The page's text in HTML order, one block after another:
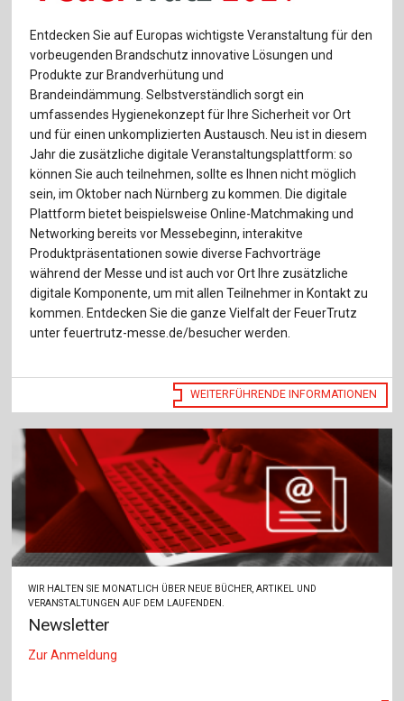
Service
Für Autor:innen
Verlag
Sprache / Language: DE Sprache / Language: EN
Entdecken Sie auf Europas wichtigste Veranstaltung für den
vorbeugenden Brandschutz innovative Lösungen und
Produkte zur Brandverhütung und
Brandeindämmung. Selbstverständlich sorgt ein
umfassendes Hygienekonzept für Ihre Sicherheit vor Ort
und für einen unkomplizierten Austausch. Neu ist in diesem
Jahr die zusätzliche digitale Veranstaltungsplattform: so
können Sie auch teilnehmen, sollte es Ihnen nicht möglich
sein, im Oktober nach Nürnberg zu kommen. Die digitale
Plattform bietet beispielsweise Online-Matchmaking und
Networking bereits vor Messebeginn, interakitve
Produktpräsentationen sowie diverse Fachvorträge
während der Messe und ist auch vor Ort Ihre zusätzliche
digitale Komponente, um mit allen Teilnehmer in Kontakt zu
kommen. Entdecken Sie die ganze Vielfalt der FeuerTrutz
unter feuertrutz-messe.de/besucher werden.
WEITERFÜHRENDE INFORMATIONEN
WIR HALTEN SIE MONATLICH ÜBER NEUE BÜCHER, ARTIKEL UND
VERANSTALTUNGEN AUF DEM LAUFENDEN.
Newsletter
Zur Anmeldung